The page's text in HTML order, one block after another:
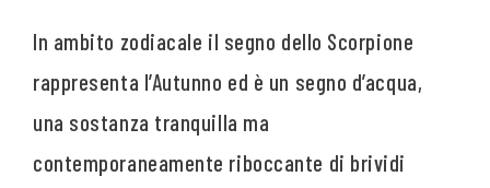
In ambito zodiacale il segno dello Scorpione
rappresenta l’Autunno ed è un segno d’acqua,
una sostanza tranquilla ma
contemporaneamente riboccante di brividi